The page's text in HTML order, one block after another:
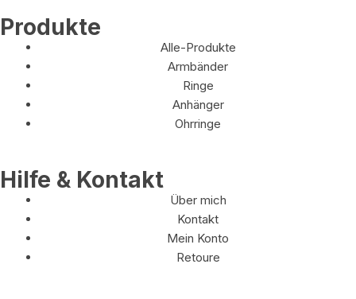
Produkte
Alle-Produkte
Armbänder
Ringe
Anhänger
Ohrringe
Hilfe & Kontakt
Über mich
Kontakt
Mein Konto
Retoure